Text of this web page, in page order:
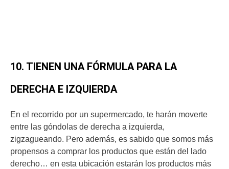
10. TIENEN UNA FÓRMULA PARA LA
DERECHA E IZQUIERDA
En el recorrido por un supermercado, te harán moverte
entre las góndolas de derecha a izquierda,
zigzagueando. Pero además, es sabido que somos más
propensos a comprar los productos que están del lado
derecho… en esta ubicación estarán los productos más